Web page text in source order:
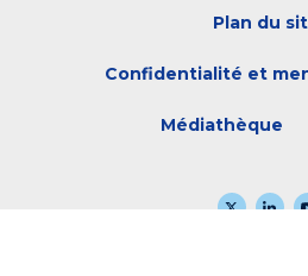
En cliquant sur « valider »,
Plan du
Confidentialité et
Médiathèque